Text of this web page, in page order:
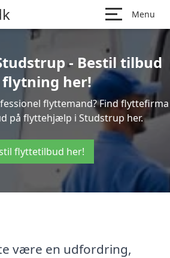
Menu
- Bestil tilbud
flytning her!
flyttemand? Find flyttefirma
på flyttehjælp i Studstrup her.
flyttetilbud her!
være en udfordring,